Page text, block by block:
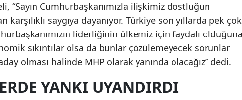
Kastamonu
Kayseri
Kırklareli
Kocaeli
“Sayın Cumhurbaşkanımızla ilişkimiz dostluğun
saygıya dayanıyor. Türkiye son yıllarda pek çok
liderliğinin ülkemiz için faydalı olduğuna
sıkıntılar olsa da bunlar çözülemeyecek sorunlar
olması halinde MHP olarak yanında olacağız” dedi.
YANKI UYANDIRDI